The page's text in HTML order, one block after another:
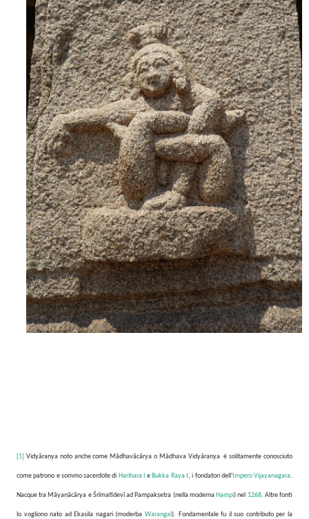
[1] Vidyāraṇya noto anche come Mādhavācārya o Mādhava Vidyāranya è solitamente conosciuto
come patrono e sommo sacerdote di Harihara I e Bukka Raya I , i fondatori dell'Impero Vijayanagara.
Nacque tra Māyaṇācārya e Śrīmatīdevī ad Pampakṣetra (nella moderna Hampi) nel 1268. Altre fonti
lo vogliono nato ad Ekasila nagari (moderba Warangal). Fondamentale fu il suo contributo per la